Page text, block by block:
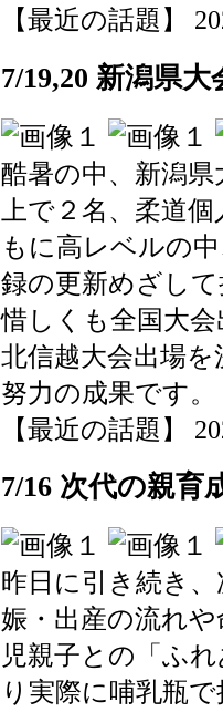
【最近の話題】
7/19,20 新潟県
酷暑の中、新潟
上で２名、柔道
もに高レベルの
録の更新めざし
惜しくも全国大
北信越大会出場
努力の成果です。
【最近の話題】
7/16 次代の親
昨日に引き続き
娠・出産の流れ
児親子との「ふ
り実際に哺乳瓶